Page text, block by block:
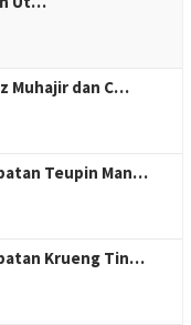
Muhajir dan C…
Teupin Man…
Krueng Tin…